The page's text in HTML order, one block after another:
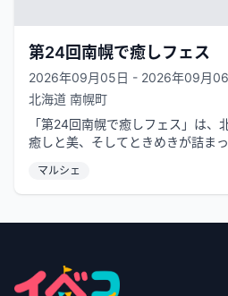
第24回南幌で癒しフェス
2026年09月05日 - 2026年09月
北海道 南幌町
「第24回南幌で癒しフェス」は、
癒しと美、そしてときめきが詰ま
マルシェ